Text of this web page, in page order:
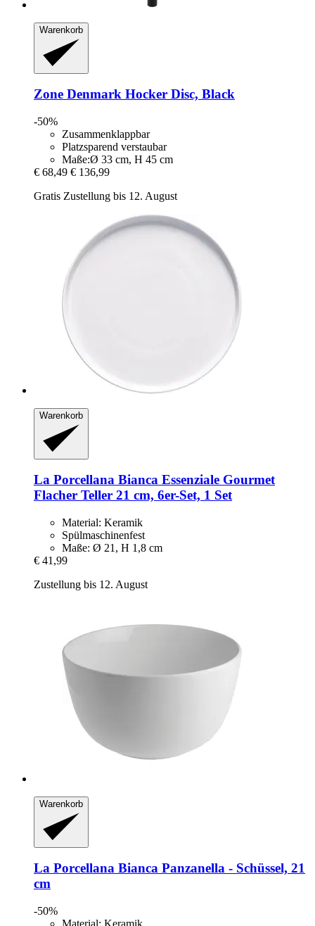
Warenkorb
Zone Denmark Hocker Disc, Black
-50%
Zusammenklappbar
Platzsparend verstaubar
Maße:Ø 33 cm, H 45 cm
€ 68,49 € 136,99
Gratis Zustellung bis 12. August
Warenkorb
La Porcellana Bianca Essenziale Gourmet
Flacher Teller 21 cm, 6er-​Set, 1 Set
Material: Keramik
Spülmaschinenfest
Maße: Ø 21, H 1,8 cm
€ 41,99
Zustellung bis 12. August
Warenkorb
La Porcellana Bianca Panzanella -​ Schüssel, 21
cm
-50%
Material: Keramik